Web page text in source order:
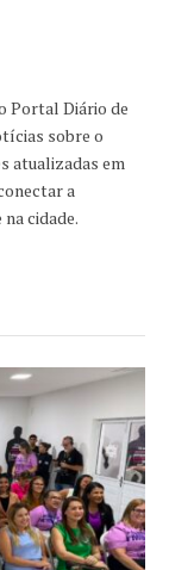
Portal Diário de
sobre o
atualizadas em
a
cidade.